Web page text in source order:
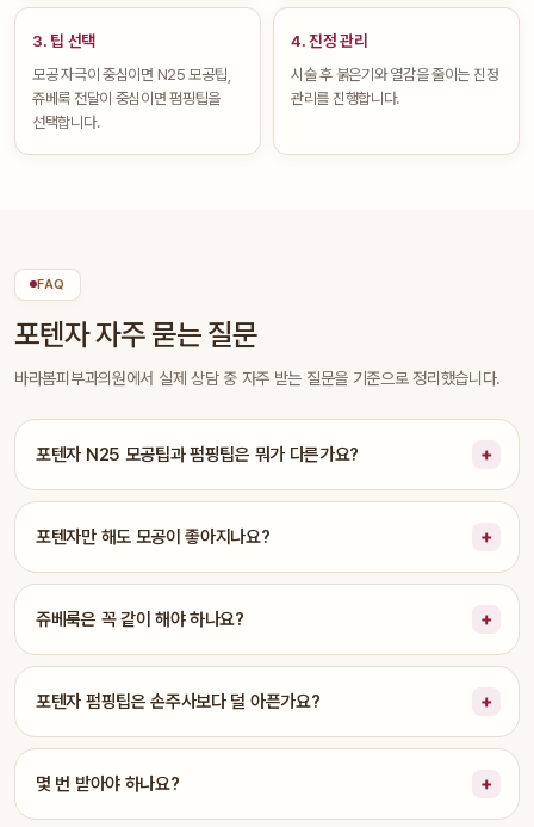
3. 팁 선택
모공 자극이 중심이면 N25 모공팁,
쥬베룩 전달이 중심이면 펌핑팁을
선택합니다.
4. 진정 관리
시술 후 붉은기와 열감을 줄이는 진정
관리를 진행합니다.
FAQ
포텐자 자주 묻는 질문
바라봄피부과의원에서 실제 상담 중 자주 받는 질문을 기준으로 정리했습니다.
포텐자 N25 모공팁과 펌핑팁은 뭐가 다른가요?
포텐자만 해도 모공이 좋아지나요?
쥬베룩은 꼭 같이 해야 하나요?
포텐자 펌핑팁은 손주사보다 덜 아픈가요?
몇 번 받아야 하나요?